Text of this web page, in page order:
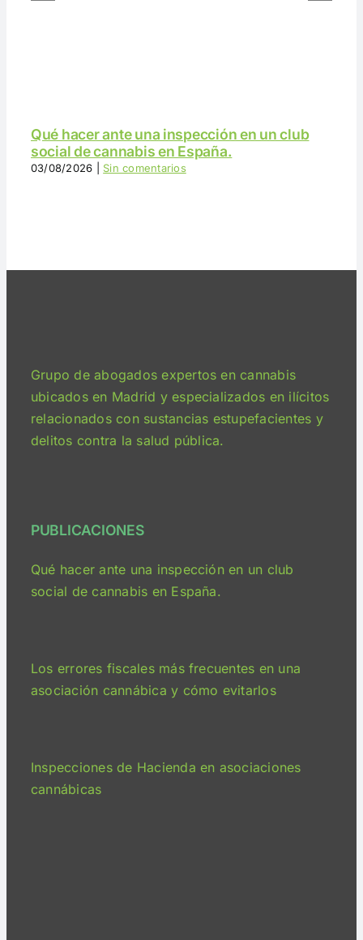
Qué hacer ante una inspección en un club
social de cannabis en España.
03/08/2026 Sin comentarios
Grupo de abogados expertos en cannabis
ubicados en Madrid y especializados en ilícitos
relacionados con sustancias estupefacientes y
delitos contra la salud pública.
PUBLICACIONES
Qué hacer ante una inspección en un club
social de cannabis en España.
Los errores fiscales más frecuentes en una
asociación cannábica y cómo evitarlos
Inspecciones de Hacienda en asociaciones
cannábicas